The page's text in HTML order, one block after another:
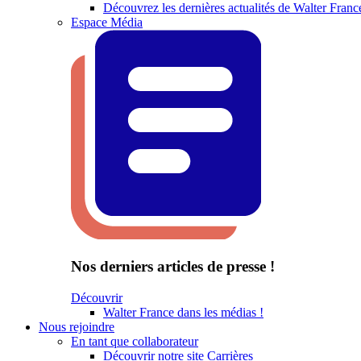
Découvrez les dernières actualités de Walter
Espace Média
Nos derniers articles de presse !
Découvrir
Walter France dans les médias !
Nous rejoindre
En tant que collaborateur
Découvrir notre site Carrières